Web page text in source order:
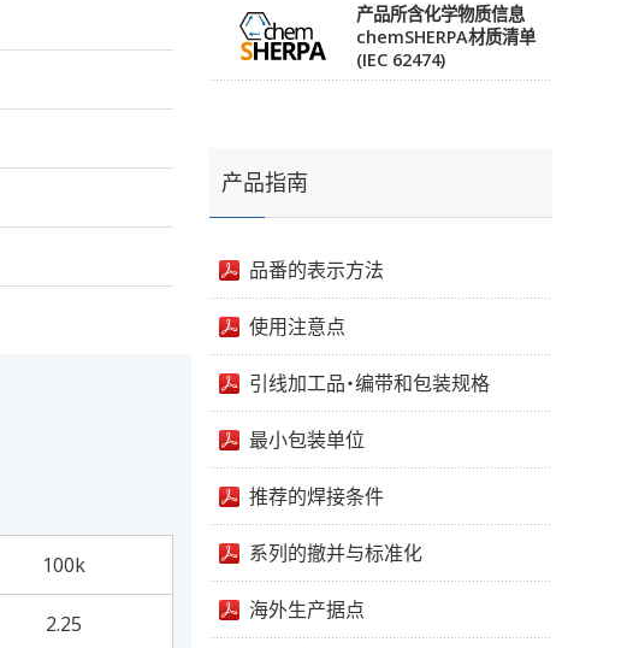
100k
2.25
产品所含化学物质信息
chemSHERPA材质清单
(IEC 62474)
产品指南
品番的表示方法
使用注意点
引线加工品・编带和包装规格
最小包装单位
推荐的焊接条件
系列的撤并与标准化
海外生产据点